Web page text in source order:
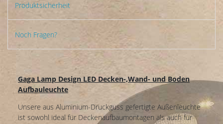
Produktsicherheit
Noch Fragen?
Gaga Lamp Design LED Decken-,Wand- und Boden
Aufbauleuchte
Unsere aus Aluminium-Druckguss gefertigte Außenleuchte
ist sowohl ideal für Deckenaufbaumontagen als auch für